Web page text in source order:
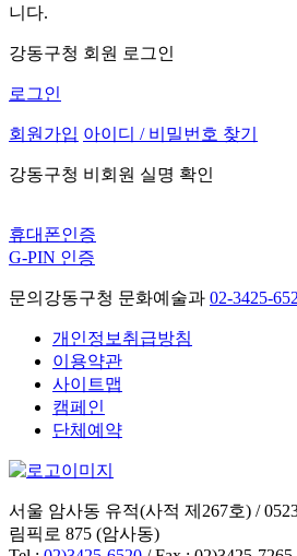
니다.
강동구청 회원 로그인
로그인
회원가입 아이디 / 비밀번호 찾기
강동구청 비회원 실명 확인
휴대폰인증
G-PIN 인증
문의 강동구청 문화예술과 02-3425-
개인정보취급방침
이용약관
사이트맵
캠페인
단체예약
서울 암사동 유적(사적 제267호) /
림픽로 875 (암사동)